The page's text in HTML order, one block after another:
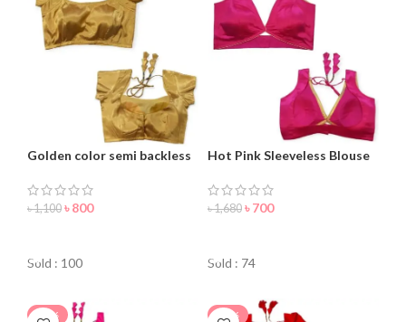
Golden color semi backless
৳1,100 ৳800
Sold : 100
Hot Pink Sleeveless Blouse
৳1,680 ৳700
Sold : 74
-24% -30%